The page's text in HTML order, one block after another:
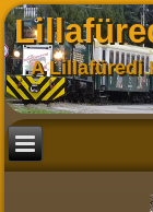
A Lillafüredi